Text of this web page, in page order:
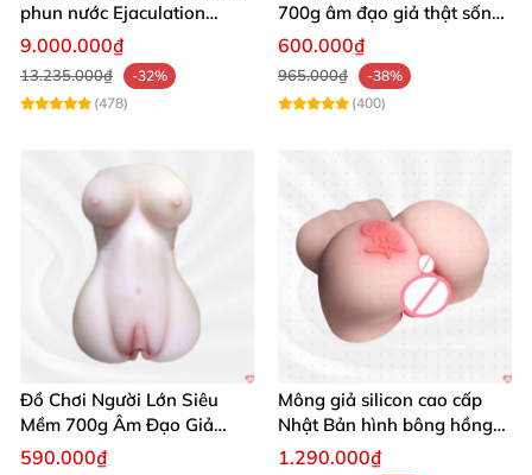
phun nước Ejaculation
Queen chuẩn
9.000.000₫
13.235.000₫
-32%
(478)
700g âm đạo giả thật sống
động, giá tốt
600.000₫
965.000₫
-38%
(400)
Đồ Chơi Người Lớn Siêu
Mềm 700g Âm Đạo Giả
Silicon Tự Sướng
590.000₫
Mông giả silicon cao cấp
Nhật Bản hình bông hồng
siêu thực
1.290.000₫